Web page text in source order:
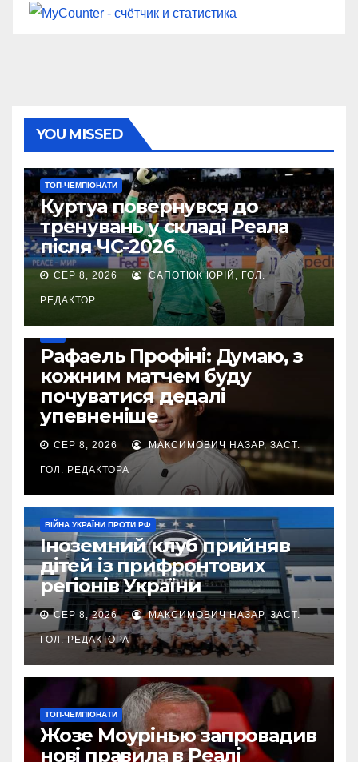
YOU MISSED
ТОП-ЧЕМПІОНАТИ
Куртуа повернувся до
тренувань у складі Реала
після ЧС-2026
СЕР 8, 2026 САПОТЮК ЮРІЙ, ГОЛ.
РЕДАКТОР
Рафаель Профіні: Думаю, з
кожним матчем буду
почуватися дедалі
упевненіше
СЕР 8, 2026 МАКСИМОВИЧ НАЗАР, ЗАСТ.
ГОЛ. РЕДАКТОРА
ВІЙНА УКРАЇНИ ПРОТИ РФ
Іноземний клуб прийняв
дітей із прифронтових
регіонів України
СЕР 8, 2026 МАКСИМОВИЧ НАЗАР, ЗАСТ.
ГОЛ. РЕДАКТОРА
ТОП-ЧЕМПІОНАТИ
Жозе Моурінью запровадив
нові правила в Реалі